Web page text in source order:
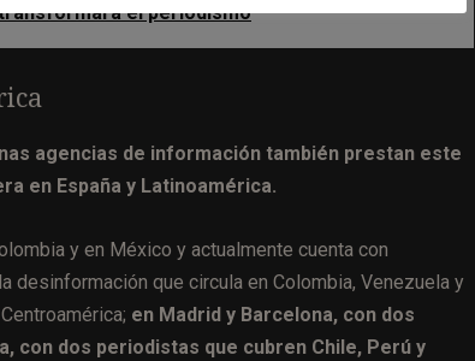
el periodismo
agencias de información también prestan este
en España y Latinoamérica.
y en México y actualmente cuenta con
que circula en Colombia, Venezuela y
en Madrid y Barcelona, con dos
con dos periodistas que cubren Chile, Perú y